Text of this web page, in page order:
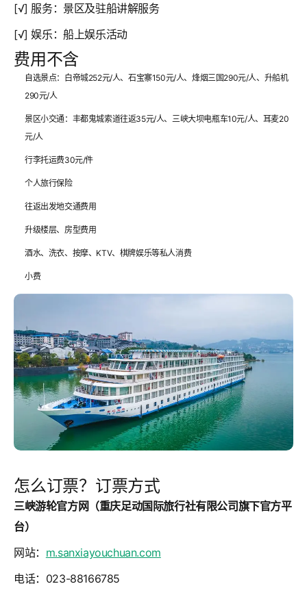
[√] 服务：景区及驻船讲解服务
[√] 娱乐：船上娱乐活动
费用不含
自选景点：白帝城252元/人、石宝寨150元/人、烽烟三国290元/人、升船机
290元/人
景区小交通：丰都鬼城索道往返35元/人、三峡大坝电瓶车10元/人、耳麦20
元/人
行李托运费30元/件
个人旅行保险
往返出发地交通费用
升级楼层、房型费用
酒水、洗衣、按摩、KTV、棋牌娱乐等私人消费
小费
怎么订票？订票方式
三峡游轮官方网（重庆足动国际旅行社有限公司旗下官方平
台）
网站： m.sanxiayouchuan.com
电话：023-88166785